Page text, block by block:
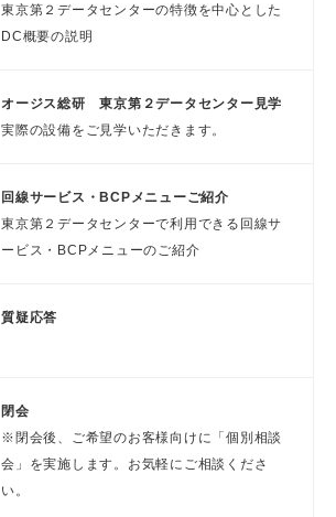
東京第２データセンターの特徴を中心とした
DC概要の説明
オージス総研 東京第２データセンター見学
実際の設備をご見学いただきます。
回線サービス・BCPメニューご紹介
東京第２データセンターで利用できる回線サ
ービス・BCPメニューのご紹介
質疑応答
閉会
※閉会後、ご希望のお客様向けに「個別相談
会」を実施します。お気軽にご相談くださ
い。